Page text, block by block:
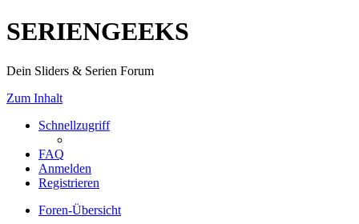
SERIENGEEKS
Dein Sliders & Serien Forum
Zum Inhalt
Schnellzugriff
FAQ
Anmelden
Registrieren
Foren-Übersicht